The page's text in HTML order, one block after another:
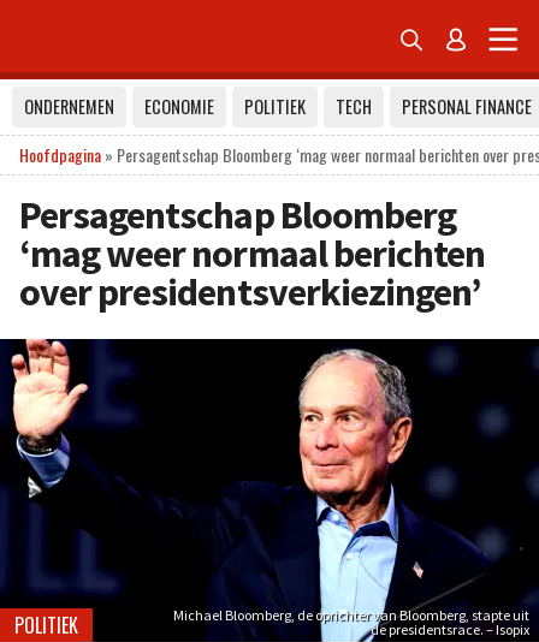
 
ONDERNEMEN ECONOMIE POLITIEK TECH
PERSONAL FINANCE
Hoofdpagina» Persagentschap Bloomberg ‘mag weer normaal berichten over
Persagentschap Bloomberg
‘mag weer normaal berichten
over presidentsverkiezingen’
Michael Bloomberg, de oprichter van Bloomberg, stapte uit
de presidentsrace. – Isopix
POLITIEK